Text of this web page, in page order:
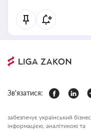
Зв'язатися:
забезпечує український бізнес
інформацією, аналітикою та